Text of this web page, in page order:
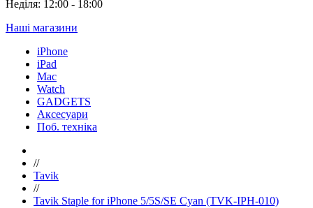
Неділя: 12:00 - 18:00
Наші магазини
iPhone
iPad
Mac
Watch
GADGETS
Аксесуари
Поб. техніка
//
Tavik
//
Tavik Staple for iPhone 5/5S/SE Cyan (TVK-IPH-010)